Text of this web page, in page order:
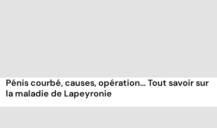
Pénis courbé, causes, opération... Tout savoir sur
la maladie de Lapeyronie